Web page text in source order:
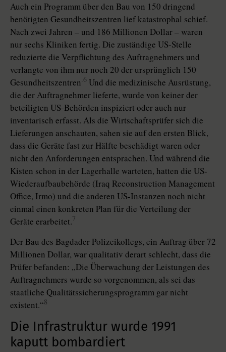
Auch ein Programm über den Bau von 150 dringend
benötigten Gesundheitszentren lief katastrophal schief.
Nach zwei Jahren – und 186 Millionen Dollar – waren
nur sechs Kliniken fertig. Die zuständige US-Stelle
reduzierte die Verpflichtung des Auftragnehmers und
verlangte von ihm nur noch 20 der ursprünglich 150
Gesundheitszentren.6 Und die medizinische Ausrüstung,
die der Auftragnehmer lieferte, wurde von keiner der
beteiligten US-Behörden inspiziert oder auch nur
inventarisch erfasst. Als die Wirtschaftsprüfer sich die
Lieferungen anschauten, sahen sie auf den ersten Blick,
dass die Geräte fast zur Hälfte beschädigt waren oder
nicht den Anforderungen entsprachen. Und während die
Kisten schon in der Lagerhalle warteten, hatten die US-
Wiederaufbaubehörde (Iraq Reconstruction Management
Office, Irmo) und die anderen US-Instanzen noch nicht
einmal einen konkreten Plan für die Verteilung der
Geräte erarbeitet.7
Der Bau des Bagdader Polizeikollegs, ein Auftrag über 72
Millionen Dollar, war qualitativ derart schlecht, dass die
Prüfer befanden: „Die Überwachung der Leistungen des
Auftragnehmers wurde so vorgenommen, als sei das
staatliche Qualitätssicherungsprogramm gar nicht
existent.“8
Die Infrastruktur wurde 1991
kaputt bombardiert